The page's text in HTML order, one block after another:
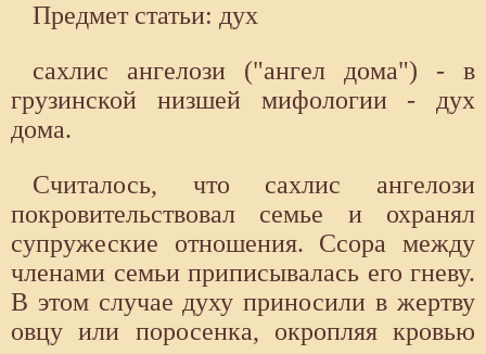
Предмет статьи: дух
сахлис ангелози ("ангел дома") - в
грузинской низшей мифологии - дух
дома.
Считалось, что сахлис ангелози
покровительствовал семье и охранял
супружеские отношения. Ссора между
членами семьи приписывалась его гневу.
В этом случае духу приносили в жертву
овцу или поросенка, окропляя кровью